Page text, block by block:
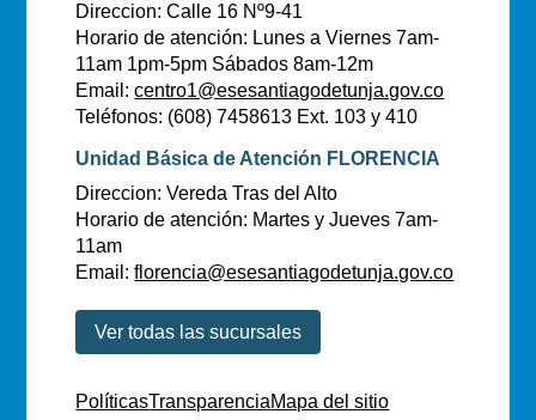
Direccion: Calle 16 Nº9-41
Horario de atención: Lunes a Viernes 7am-
11am 1pm-5pm Sábados 8am-12m
Email:centro1@esesantiagodetunja.gov.co
Teléfonos: (608) 7458613 Ext. 103 y 410
Unidad Básica de Atención FLORENCIA
Direccion: Vereda Tras del Alto
Horario de atención: Martes y Jueves 7am-
11am
Email:florencia@esesantiagodetunja.gov.co
Ver todas las sucursales
PolíticasTransparenciaMapa del sitio